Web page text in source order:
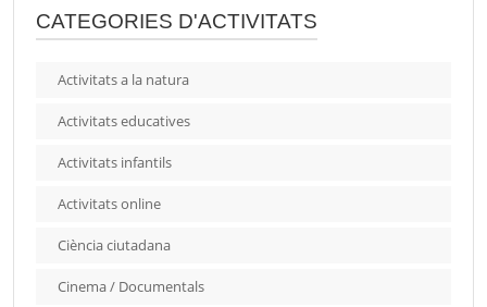
CATEGORIES D'ACTIVITATS
Activitats a la natura
Activitats educatives
Activitats infantils
Activitats online
Ciència ciutadana
Cinema / Documentals